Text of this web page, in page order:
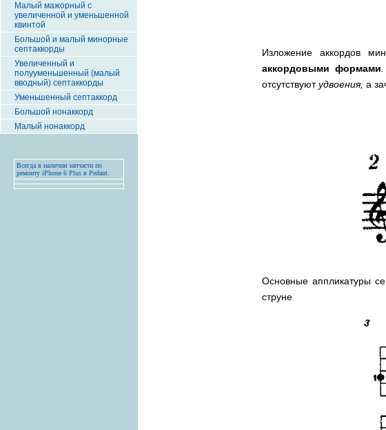
Малый мажорный с
увеличенной и уменьшенной
квинтой
Большой и малый минорные
септаккорды
Увеличенный и
полууменьшенный (малый
вводный) септаккорды
Уменьшенный септаккорд
Большой нонаккорд
Малый нонаккорд
Всегда в наличии запчасти по
ремонту iPhone 6 Plus в Pedant.
Изложение аккордов
аккордовыми формами
отсутствуютудвоения, а
Основные аппликатуры
струне